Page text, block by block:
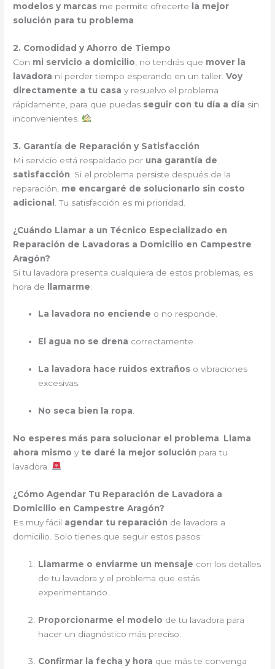
modelos y marcas me permite ofrecerte
la mejor
solución para tu problema
2. Comodidad y Ahorro de Tiempo
Con mi servicio a domicilio , no tendrás que mover la
lavadora ni perder tiempo esperando en un taller.Voy
directamente a tu casa y resuelvo el problema
rápidamente, para que puedas seguir con tu día a día sin
inconvenientes.
3. Garantía de Reparación y Satisfacción
Mi servicio está respaldado por una garantía de
satisfacción . Si el problema persiste después de la
reparación, me encargaré de solucionarlo sin costo
adicional
. Tu satisfacción es mi prioridad.
¿Cuándo Llamar a un Técnico Especializado en
Reparación de Lavadoras a Domicilio en Campestre
Aragón?
Si tu lavadora presenta cualquiera de estos problemas, es
hora de llamarme:
La lavadora no enciende o no responde.
El agua no se drena correctamente.
La lavadora hace ruidos extraños o vibraciones
excesivas.
No seca bien la ropa
No esperes más para solucionar el problema Llama
ahora mismo y te daré la mejor solución para tu
lavadora.
¿Cómo Agendar Tu Reparación de Lavadora a
Domicilio en Campestre Aragón?
Es muy fácil agendar tu reparación de lavadora a
domicilio. Solo tienes que seguir estos pasos:
Llamarme o enviarme un mensaje con los detalles
de tu lavadora y el problema que estás
experimentando.
Proporcionarme el modelo de tu lavadora para
hacer un diagnóstico más preciso.
Confirmar la fecha y hora que más te convenga